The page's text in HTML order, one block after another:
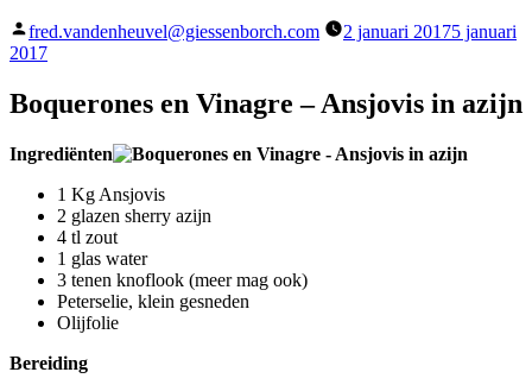
Geplaatst
door
fred.vandenheuvel@giessenborch.com 2 januari 20175 januari
2017
Boquerones en Vinagre – Ansjovis in azijn
Ingrediënten
1 Kg Ansjovis
2 glazen sherry azijn
4 tl zout
1 glas water
3 tenen knoflook (meer mag ook)
Peterselie, klein gesneden
Olijfolie
Bereiding